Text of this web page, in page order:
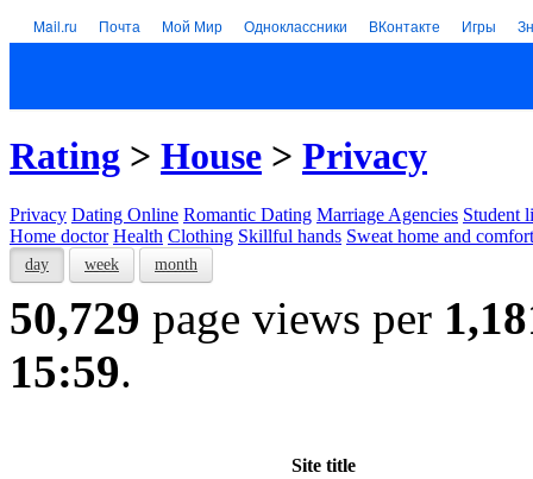
Mail.ru Почта Мой Мир Одноклассники ВКонтакте Игры
Rating > House > Privacy
Privacy Dating Online Romantic Dating Marriage Agencies Student
Home doctor Health Clothing Skillful hands Sweat home and comfort
day week month
50,729 page views per
15:59.
Site title